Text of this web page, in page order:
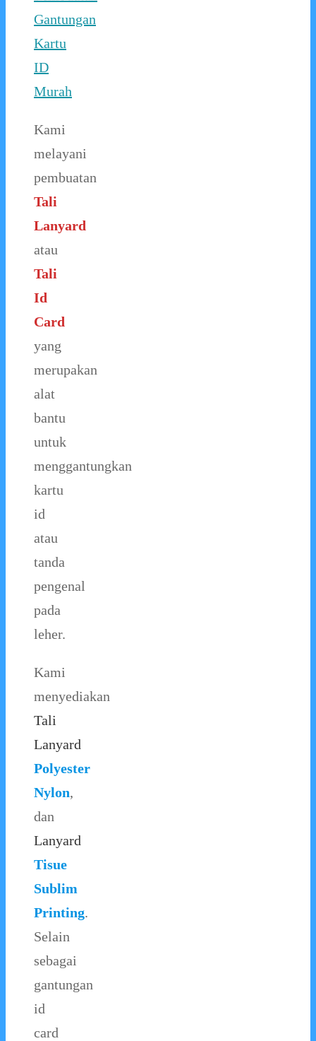
Gantungan
Kartu
ID
Murah
Kami
melayani
pembuatan
Tali
Lanyard
atau
Tali
Id
Card
yang
merupakan
alat
bantu
untuk
menggantungkan
kartu
id
atau
tanda
pengenal
pada
leher.
Kami
menyediakan
Tali
Lanyard
Polyester
Nylon,
dan
Lanyard
Tisue
Sublim
Printing.
Selain
sebagai
gantungan
id
card